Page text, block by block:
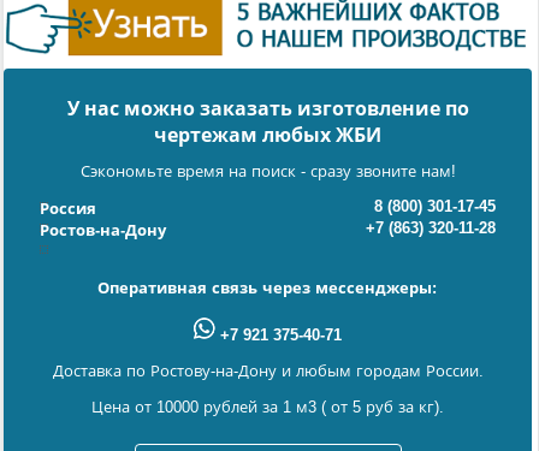
У нас можно заказать изготовление по
чертежам любых ЖБИ
Сэкономьте время на поиск - сразу звоните нам!
Россия
8 (800) 301-17-45
Ростов-на-Дону
+7 (863) 320-11-28
Оперативная связь через мессенджеры:
+7 921 375-40-71
Доставка по Ростову-на-Дону и любым городам России.
Цена от 10000 рублей за 1 м3 ( от 5 руб за кг).